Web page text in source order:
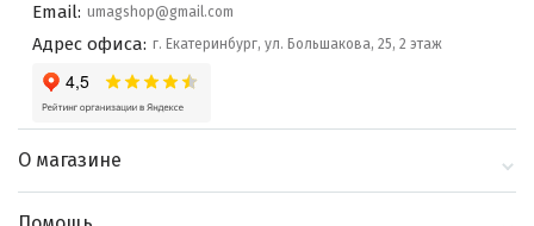
Email: umagshop@gmail.com
Адрес офиса: г. Екатеринбург, ул. Большакова, 25, 2 этаж
О магазине